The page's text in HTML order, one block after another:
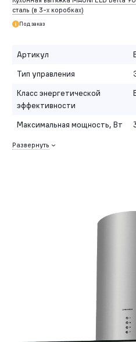
сталь (в 3-хкоробках)
Под заказ
Артикул
Тип управления
Класс энергетической
эффективности
Максимальная мощность, Вт
Развернуть